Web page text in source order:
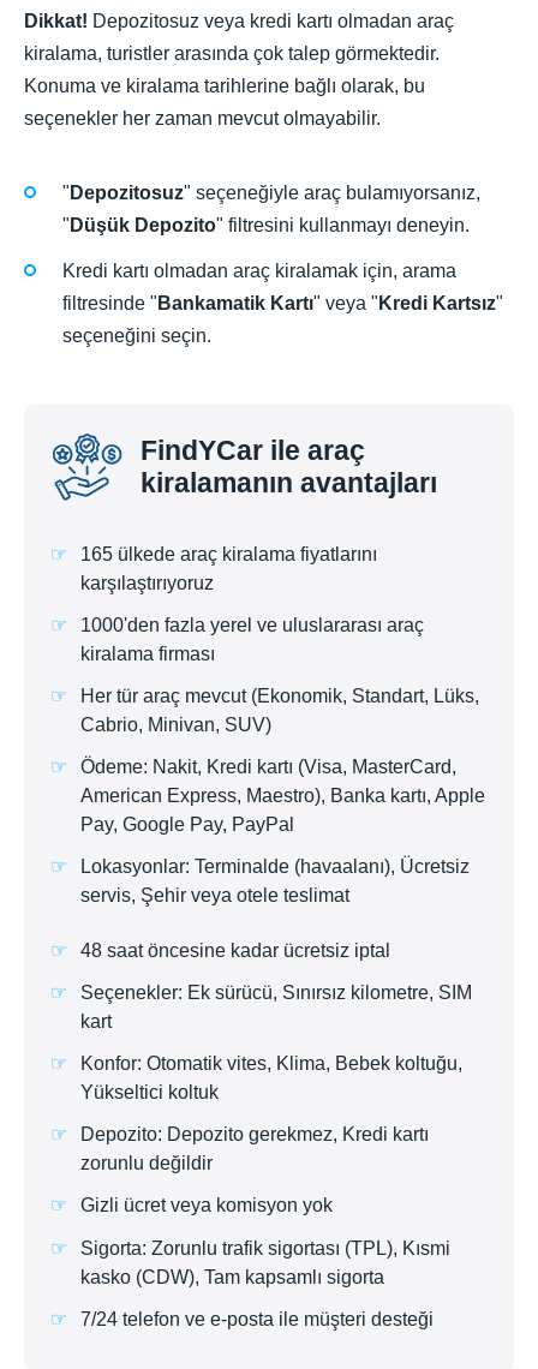
Dikkat! Depozitosuz veya kredi kartı olmadan araç
kiralama, turistler arasında çok talep görmektedir.
Konuma ve kiralama tarihlerine bağlı olarak, bu
seçenekler her zaman mevcut olmayabilir.
" Depozitosuz" seçeneğiyle araç bulamıyorsanız,
" Düşük Depozito" filtresini kullanmayı deneyin.
Kredi kartı olmadan araç kiralamak için, arama
filtresinde " Bankamatik Kartı" veya " Kredi Kartsız"
seçeneğini seçin.
FindYCar ile araç
kiralamanın avantajları
165 ülkede araç kiralama fiyatlarını
karşılaştırıyoruz
1000'den fazla yerel ve uluslararası araç
kiralama firması
Her tür araç mevcut (Ekonomik, Standart, Lüks,
Cabrio, Minivan, SUV)
Ödeme: Nakit, Kredi kartı (Visa, MasterCard,
American Express, Maestro), Banka kartı, Apple
Pay, Google Pay, PayPal
Lokasyonlar: Terminalde (havaalanı), Ücretsiz
servis, Şehir veya otele teslimat
48 saat öncesine kadar ücretsiz iptal
Seçenekler: Ek sürücü, Sınırsız kilometre, SIM
kart
Konfor: Otomatik vites, Klima, Bebek koltuğu,
Yükseltici koltuk
Depozito: Depozito gerekmez, Kredi kartı
zorunlu değildir
Gizli ücret veya komisyon yok
Sigorta: Zorunlu trafik sigortası (TPL), Kısmi
kasko (CDW), Tam kapsamlı sigorta
7/24 telefon ve e-posta ile müşteri desteği